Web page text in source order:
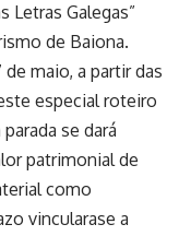
Letras Galegas”
de Baiona.
maio, a partir das
especial roteiro
se dará
patrimonial de
como
vincularase a